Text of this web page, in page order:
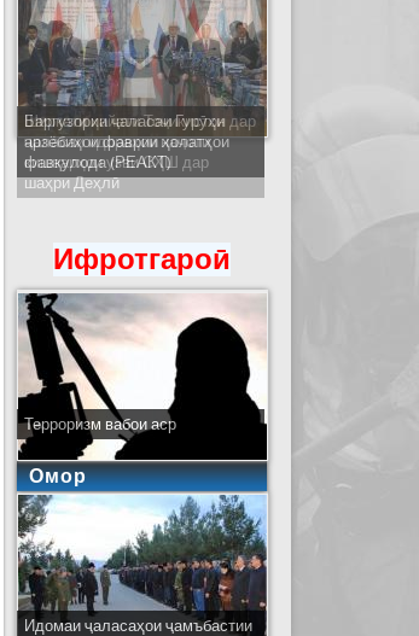
Ширкати ҳайати Тоҷикистон дар
ҷаласаи идораҳои наҷоти
кишварҳои узви СҲШ дар
шаҳри Деҳлӣ
Ифротгароӣ
Терроризм вабои аср
Омор
Идомаи ҷаласаҳои ҷамъбастии